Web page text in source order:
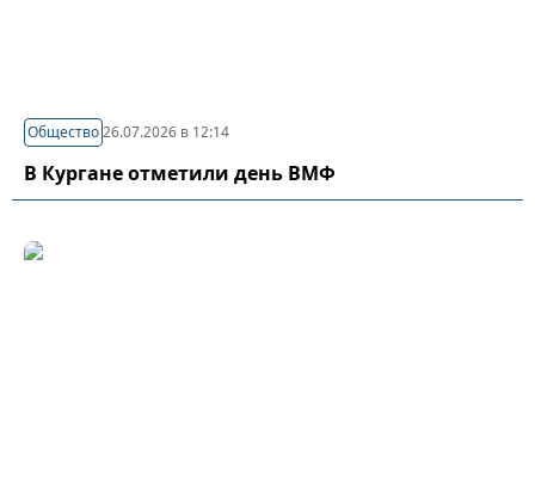
Общество26.07.2026 в 12:14
В Кургане отметили день ВМФ